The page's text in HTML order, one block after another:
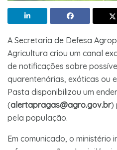
A Secretaria de Defesa
Agricultura criou um canal
de notificações sobre
quarentenárias, exóticas ou
Pasta disponibilizou um
(alertapragas@agro.gov.br)
pela população.
Em comunicado, o ministério